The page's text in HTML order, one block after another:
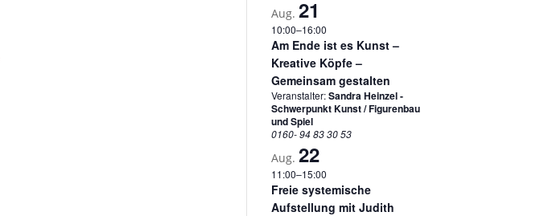
Aug.21
10:00–16:00
Am Ende ist es Kunst –
Kreative Köpfe –
Gemeinsam gestalten
Veranstalter:Sandra Heinzel -
Schwerpunkt Kunst / Figurenbau
und Spiel
0160- 94 83 30 53
Aug.22
11:00–15:00
Freie systemische
Aufstellung mit Judith